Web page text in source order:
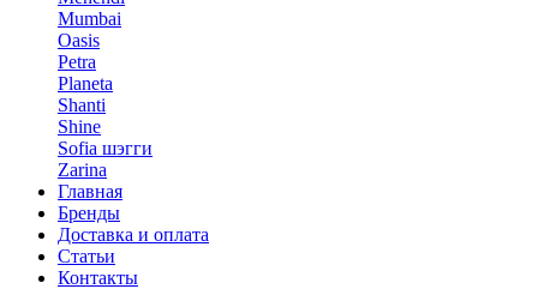
Mumbai
Oasis
Petra
Planeta
Shanti
Shine
Sofia шэгги
Zarina
Главная
Бренды
Доставка и оплата
Статьи
Контакты